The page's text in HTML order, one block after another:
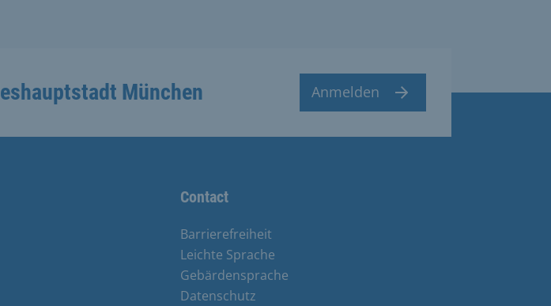
München Anmelden
Contact
Barrierefreiheit
Leichte Sprache
Gebärdensprache
Datenschutz